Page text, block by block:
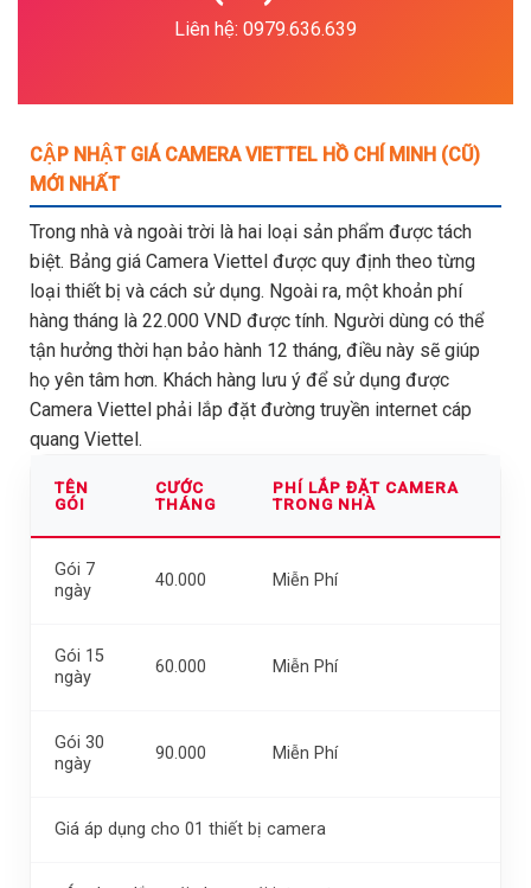
Liên hệ: 0979.636.639
CẬP NHẬT GIÁ CAMERA VIETTEL HỒ CHÍ MINH (CŨ)
MỚI NHẤT
Trong nhà và ngoài trời là hai loại sản phẩm được tách
biệt. Bảng giá Camera Viettel được quy định theo từng
loại thiết bị và cách sử dụng. Ngoài ra, một khoản phí
hàng tháng là 22.000 VND được tính. Người dùng có thể
tận hưởng thời hạn bảo hành 12 tháng, điều này sẽ giúp
họ yên tâm hơn. Khách hàng lưu ý để sử dụng được
Camera Viettel phải lắp đặt đường truyền internet cáp
quang Viettel.
TÊN
GÓI
CƯỚC
THÁNG
PHÍ LẮP ĐẶT CAMERA
TRONG NHÀ
Gói 7
ngày
40.000 Miễn Phí
Gói 15
ngày
60.000 Miễn Phí
Gói 30
ngày
90.000 Miễn Phí
Giá áp dụng cho 01 thiết bị camera